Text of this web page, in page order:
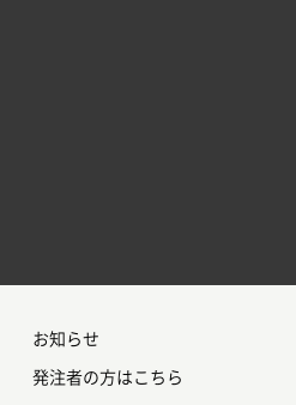
お知らせ
発注者の方はこちら